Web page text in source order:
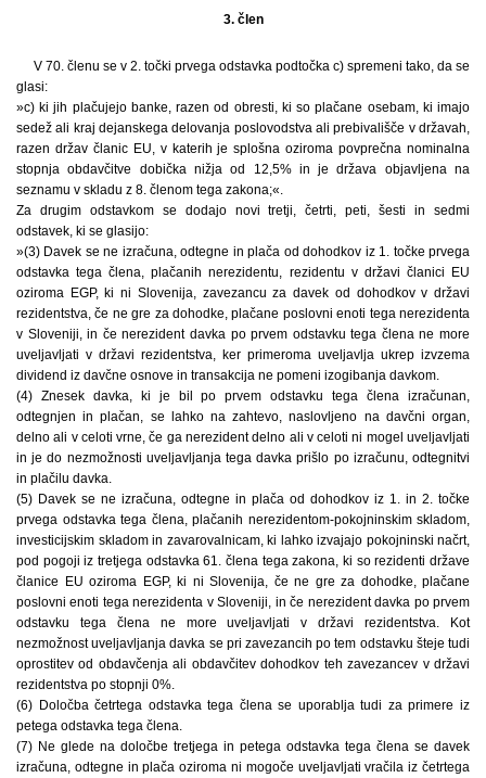
3. člen
V 70. členu se v 2. točki prvega odstavka podtočka c) spremeni tako, da se
glasi:
»c) ki jih plačujejo banke, razen od obresti, ki so plačane osebam, ki imajo
sedež ali kraj dejanskega delovanja poslovodstva ali prebivališče v državah,
razen držav članic EU, v katerih je splošna oziroma povprečna nominalna
stopnja obdavčitve dobička nižja od 12,5% in je država objavljena na
seznamu v skladu z 8. členom tega zakona;«.
Za drugim odstavkom se dodajo novi tretji, četrti, peti, šesti in sedmi
odstavek, ki se glasijo:
»(3) Davek se ne izračuna, odtegne in plača od dohodkov iz 1. točke prvega
odstavka tega člena, plačanih nerezidentu, rezidentu v državi članici EU
oziroma EGP, ki ni Slovenija, zavezancu za davek od dohodkov v državi
rezidentstva, če ne gre za dohodke, plačane poslovni enoti tega nerezidenta
v Sloveniji, in če nerezident davka po prvem odstavku tega člena ne more
uveljavljati v državi rezidentstva, ker primeroma uveljavlja ukrep izvzema
dividend iz davčne osnove in transakcija ne pomeni izogibanja davkom.
(4) Znesek davka, ki je bil po prvem odstavku tega člena izračunan,
odtegnjen in plačan, se lahko na zahtevo, naslovljeno na davčni organ,
delno ali v celoti vrne, če ga nerezident delno ali v celoti ni mogel uveljavljati
in je do nezmožnosti uveljavljanja tega davka prišlo po izračunu, odtegnitvi
in plačilu davka.
(5) Davek se ne izračuna, odtegne in plača od dohodkov iz 1. in 2. točke
prvega odstavka tega člena, plačanih nerezidentom-pokojninskim skladom,
investicijskim skladom in zavarovalnicam, ki lahko izvajajo pokojninski načrt,
pod pogoji iz tretjega odstavka 61. člena tega zakona, ki so rezidenti države
članice EU oziroma EGP, ki ni Slovenija, če ne gre za dohodke, plačane
poslovni enoti tega nerezidenta v Sloveniji, in če nerezident davka po prvem
odstavku tega člena ne more uveljavljati v državi rezidentstva. Kot
nezmožnost uveljavljanja davka se pri zavezancih po tem odstavku šteje tudi
oprostitev od obdavčenja ali obdavčitev dohodkov teh zavezancev v državi
rezidentstva po stopnji 0%.
(6) Določba četrtega odstavka tega člena se uporablja tudi za primere iz
petega odstavka tega člena.
(7) Ne glede na določbe tretjega in petega odstavka tega člena se davek
izračuna, odtegne in plača oziroma ni mogoče uveljavljati vračila iz četrtega